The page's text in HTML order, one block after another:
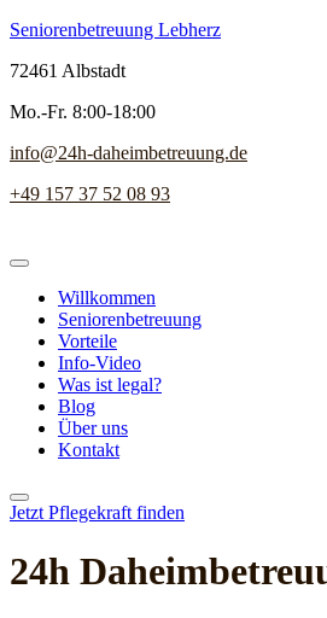
Seniorenbetreuung Lebherz
72461 Albstadt
Mo.-Fr. 8:00-18:00
info@24h-daheimbetreuung.de
+49 157 37 52 08 93
Willkommen
Seniorenbetreuung
Vorteile
Info-Video
Was ist legal?
Blog
Über uns
Kontakt
Jetzt Pflegekraft finden
24h